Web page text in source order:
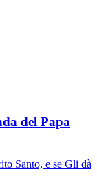
del Papa
Santo, e se Gli dà